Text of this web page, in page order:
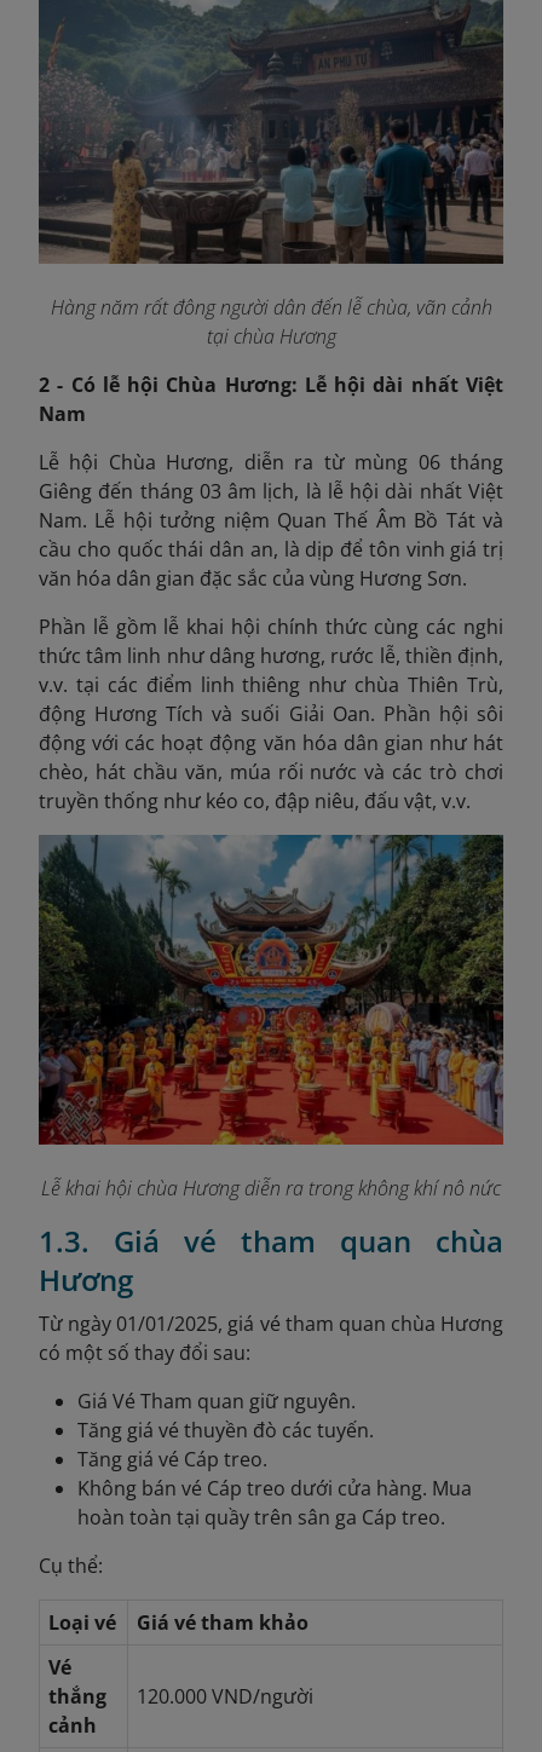
Hàng năm rất đông người dân đến lễ chùa, vãn cảnh
tại chùa Hương
2 - Có lễ hội Chùa Hương: Lễ hội dài nhất Việt
Nam
Lễ hội Chùa Hương, diễn ra từ mùng 06 tháng
Giêng đến tháng 03 âm lịch, là lễ hội dài nhất Việt
Nam. Lễ hội tưởng niệm Quan Thế Âm Bồ Tát và
cầu cho quốc thái dân an, là dịp để tôn vinh giá trị
văn hóa dân gian đặc sắc của vùng Hương Sơn.
Phần lễ gồm lễ khai hội chính thức cùng các nghi
thức tâm linh như dâng hương, rước lễ, thiền định,
v.v. tại các điểm linh thiêng như chùa Thiên Trù,
động Hương Tích và suối Giải Oan. Phần hội sôi
động với các hoạt động văn hóa dân gian như hát
chèo, hát chầu văn, múa rối nước và các trò chơi
truyền thống như kéo co, đập niêu, đấu vật, v.v.
Lễ khai hội chùa Hương diễn ra trong không khí nô nức
1.3. Giá vé tham quan chùa
Hương
Từ ngày 01/01/2025, giá vé tham quan chùa Hương
có một số thay đổi sau:
Giá Vé Tham quan giữ nguyên.
Tăng giá vé thuyền đò các tuyến.
Tăng giá vé Cáp treo.
Không bán vé Cáp treo dưới cửa hàng. Mua
hoàn toàn tại quầy trên sân ga Cáp treo.
Cụ thể:
Loại vé
Giá vé tham khảo
Vé
thắng
cảnh
120.000 VND/người